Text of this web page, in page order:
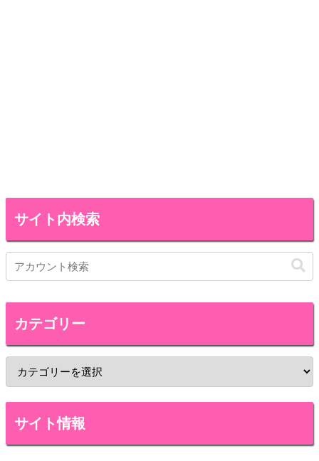
サイト内検索
カテゴリー
サイト情報